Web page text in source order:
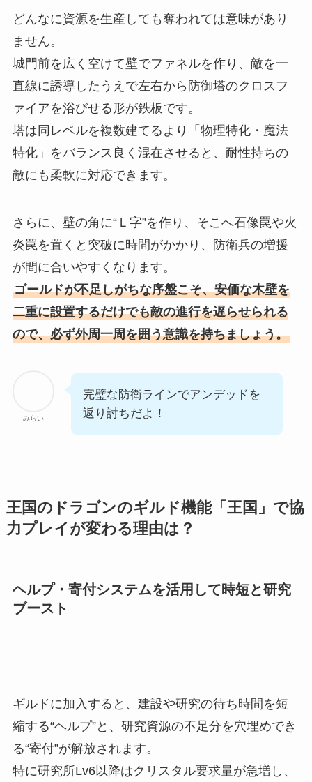
どんなに資源を生産しても奪われては意味があり
ません。
城門前を広く空けて壁でファネルを作り、敵を一
直線に誘導したうえで左右から防御塔のクロスフ
ァイアを浴びせる形が鉄板です。
塔は同レベルを複数建てるより「物理特化・魔法
特化」をバランス良く混在させると、耐性持ちの
敵にも柔軟に対応できます。
さらに、壁の角に“Ｌ字”を作り、そこへ石像罠や火
炎罠を置くと突破に時間がかかり、防衛兵の増援
が間に合いやすくなります。
ゴールドが不足しがちな序盤こそ、安価な木壁を
二重に設置するだけでも敵の進行を遅らせられる
ので、必ず外周一周を囲う意識を持ちましょう。
みらい
完璧な防衛ラインでアンデッドを
返り討ちだよ！
王国のドラゴンのギルド機能「王国」で協
力プレイが変わる理由は？
ヘルプ・寄付システムを活用して時短と研究
ブースト
ギルドに加入すると、建設や研究の待ち時間を短
縮する“ヘルプ”と、研究資源の不足分を穴埋めでき
る“寄付”が解放されます。
特に研究所Lv6以降はクリスタル要求量が急増し、